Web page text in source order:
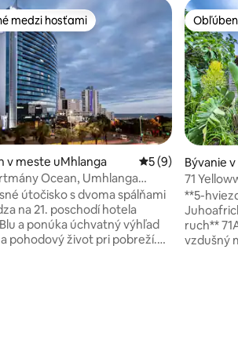
medzi hosťami
medzi hosťami
v meste uMhlanga Priemerné
5 (9)
Ocean, Umhlanga
útočisko s dvoma spálňami
na 21. poschodí hotela
a ponúka úchvatný výhľad
pohodový život pri pobreží.
Bývanie
ast
71
**5-
ruch**
vzdušný